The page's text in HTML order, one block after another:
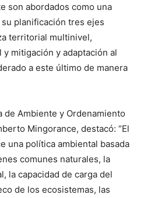
son abordados como una
planificación tres ejes
territorial multinivel,
mitigación y adaptación al
a este último de manera
de Ambiente y Ordenamiento
Mingorance, destacó: “El
una política ambiental basada
comunes naturales, la
la capacidad de carga del
de los ecosistemas, las